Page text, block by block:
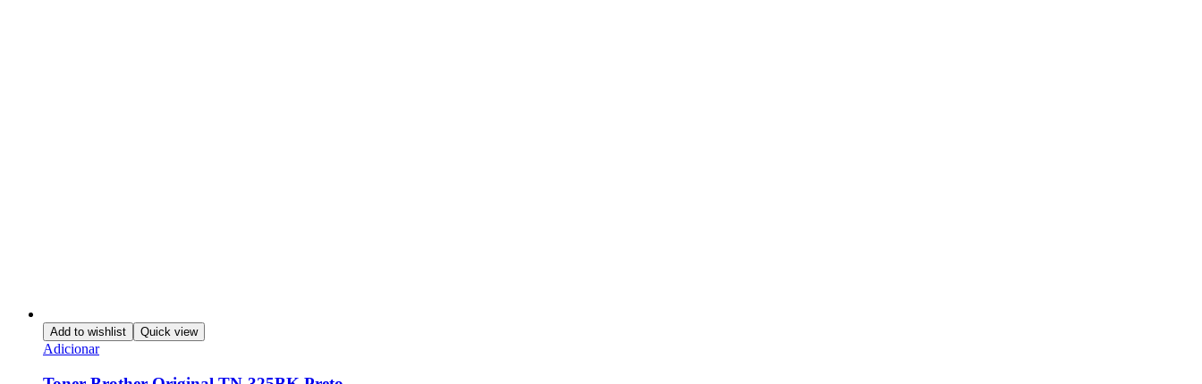
Add to wishlist Quick view
Adicionar